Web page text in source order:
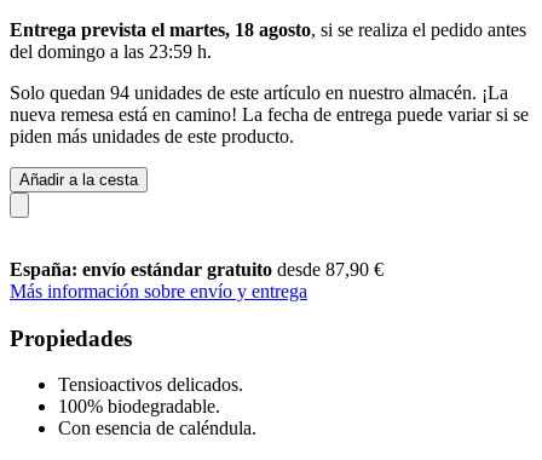
Entrega prevista el martes, 18 agosto, si se realiza el pedido antes
del domingo a las 23:59 h.
Solo quedan 94 unidades de este artículo en nuestro almacén. ¡La
nueva remesa está en camino! La fecha de entrega puede variar si se
piden más unidades de este producto.
Añadir a la cesta
España: envío estándar gratuito desde 87,90 €
Más información sobre envío y entrega
Propiedades
Tensioactivos delicados.
100% biodegradable.
Con esencia de caléndula.